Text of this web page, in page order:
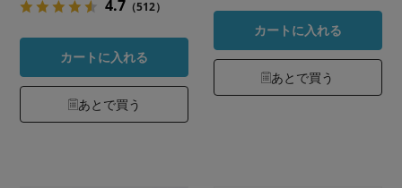
4.7 （512）
カートに入れる
あとで買う
カートに入れる
あとで買う